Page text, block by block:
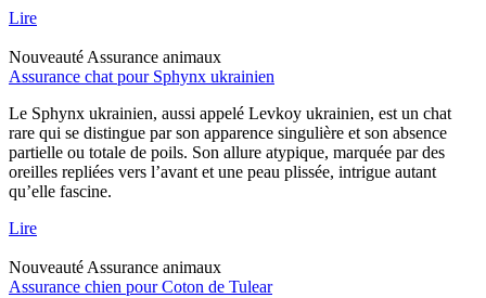
Lire
Nouveauté Assurance animaux
Assurance chat pour Sphynx ukrainien
Le Sphynx ukrainien, aussi appelé Levkoy ukrainien, est un chat
rare qui se distingue par son apparence singulière et son absence
partielle ou totale de poils. Son allure atypique, marquée par des
oreilles repliées vers l’avant et une peau plissée, intrigue autant
qu’elle fascine.
Lire
Nouveauté Assurance animaux
Assurance chien pour Coton de Tulear